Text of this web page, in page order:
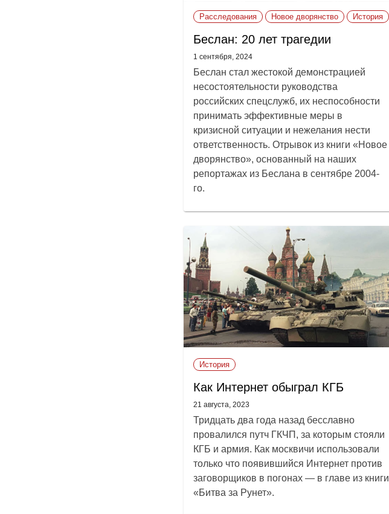
Расследования Новое дворянство История
Беслан: 20 лет трагедии
1 сентября, 2024
Беслан стал жестокой демонстрацией
несостоятельности руководства
российских спецслужб, их неспособности
принимать эффективные меры в
кризисной ситуации и нежелания нести
ответственность. Отрывок из книги «Новое
дворянство», основанный на наших
репортажах из Беслана в сентябре 2004-
го.
История
Как Интернет обыграл КГБ
21 августа, 2023
Тридцать два года назад бесславно
провалился путч ГКЧП, за которым стояли
КГБ и армия. Как москвичи использовали
только что появившийся Интернет против
заговорщиков в погонах — в главе из книги
«Битва за Рунет».